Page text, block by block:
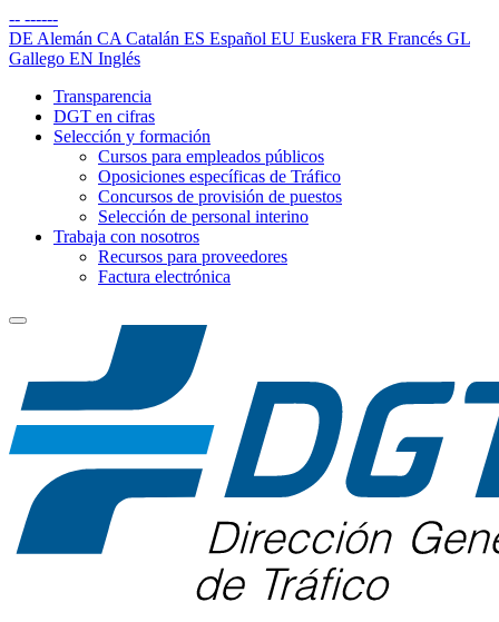
-- ------
DE Alemán CA Catalán ES Español EU Euskera FR Francés GL
Gallego EN Inglés
Transparencia
DGT en cifras
Selección y formación
Cursos para empleados públicos
Oposiciones específicas de Tráfico
Concursos de provisión de puestos
Selección de personal interino
Trabaja con nosotros
Recursos para proveedores
Factura electrónica